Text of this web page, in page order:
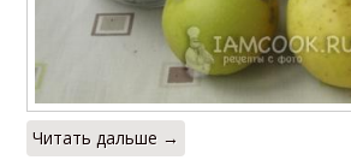
Читать дальше →